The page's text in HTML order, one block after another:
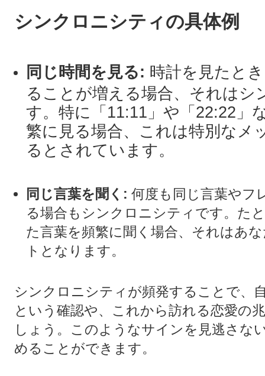
シンクロニシティの具体例
同じ時間を見る: 時計を見たと
ることが増える場合、それはシ
す。特に「11:11」や「22:22」
繁に見る場合、これは特別なメ
るとされています。
同じ言葉を聞く: 何度も同じ言葉やフ
る場合もシンクロニシティです。た
た言葉を頻繁に聞く場合、それはあ
トとなります。
シンクロニシティが頻発することで、
という確認や、これから訪れる恋愛の
しょう。このようなサインを見逃さな
めることができます。